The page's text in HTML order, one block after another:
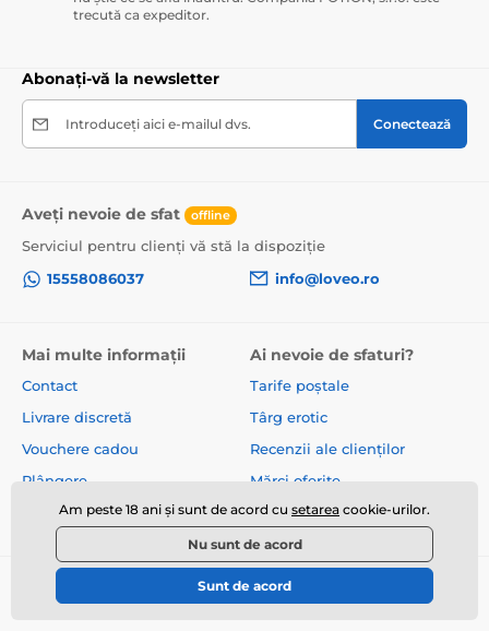
trecută ca expeditor.
Abonați-vă la newsletter
Introduceți aici e-mailul dvs. Conectează
Aveți nevoie de sfat offline
Serviciul pentru clienți vă stă la dispoziție
15558086037
info@loveo.ro
Mai multe informații
Contact
Livrare discretă
Vouchere cadou
Plângere
Despre noi
Ai nevoie de sfaturi?
Tarife poștale
Târg erotic
Recenzii ale clienților
Mărci oferite
Termeni și condiții
© 2026 www.loveo.ro ⦁ E-shop creat de
Am peste 18 ani și sunt de acord cu setarea cookie-urilor.
Nu sunt de acord
Sunt de acord